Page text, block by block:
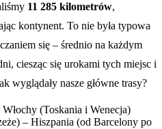
11 285 kilometrów,
kontynent. To nie była typowa
się – średnio na każdym
ciesząc się urokami tych miejsc i
wyglądały nasze główne trasy?
(Toskania i Wenecja)
– Hiszpania (od Barcelony po